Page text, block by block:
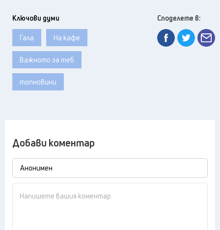
Ключови думи
Гала На кафе
Важното за теб
топновини
Споделете в:
Добави коментар